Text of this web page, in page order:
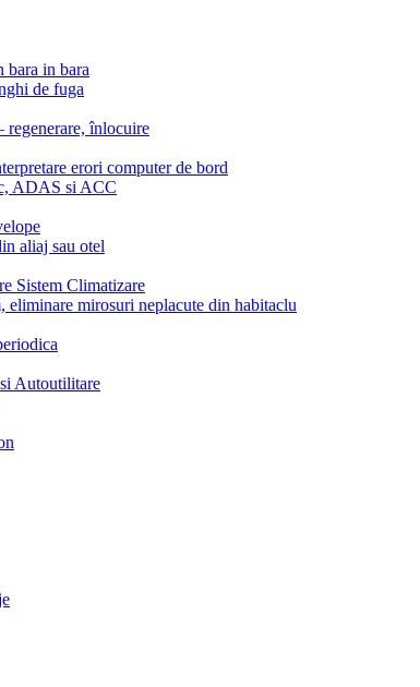
bara in bara
de fuga
înlocuire
erori computer de bord
ADAS si ACC
aliaj sau otel
Sistem Climatizare
eliminare mirosuri neplacute din habitaclu
Autoutilitare